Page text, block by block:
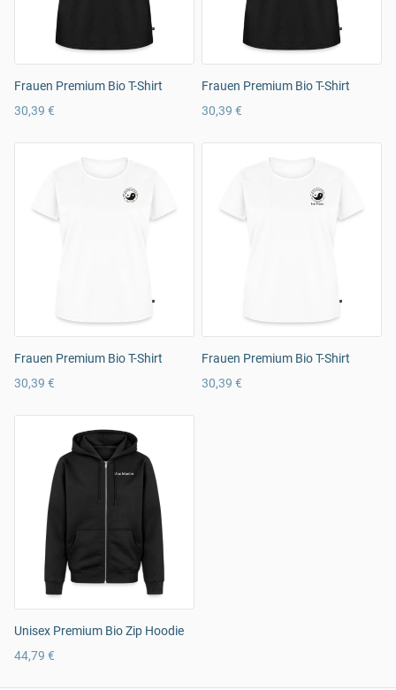
Frauen Premium Bio T-Shirt
30,39 €
Frauen Premium Bio T-Shirt
30,39 €
Frauen Premium Bio T-Shirt
30,39 €
Frauen Premium Bio T-Shirt
30,39 €
Unisex Premium Bio Zip Hoodie
44,79 €